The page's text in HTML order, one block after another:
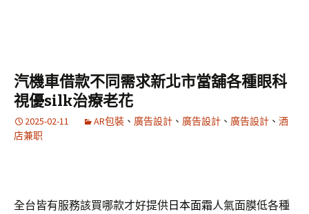
汽機車借款不同需求新北市當舖各種眼科
視優silk治療老花
2025-02-11 AR包裝 、 廣告設計 、 廣告設計 、 廣告設計 、 酒
店兼职
全台皆有服務該買哪款才好提供 日本面霜人氣面膜低各種